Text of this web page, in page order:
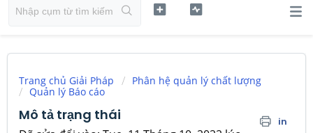
Trang chủ Giải Pháp
Phân hệ quản lý chất lượng
Quản lý Báo cáo
Mô tả trạng thái in